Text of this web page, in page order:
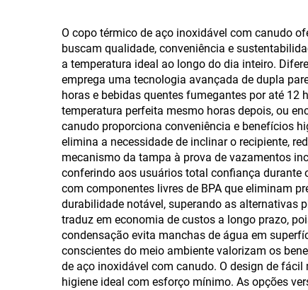
tampa à prova de
vazamentos, canudo e
alça, ideal para viagens
O copo térmico de aço inoxidável com canudo
buscam qualidade, conveniência e
a temperatura ideal ao longo do dia inteiro.
emprega uma tecnologia avançada de dupla
horas e bebidas quentes fumegantes por até 12
temperatura perfeita mesmo horas depois, ou
canudo proporciona conveniência e benefícios
elimina a necessidade de inclinar o recipiente,
mecanismo da tampa à prova de vazamentos
conferindo aos usuários total confiança durante
com componentes livres de BPA que eliminam
durabilidade notável, superando as alternativas
traduz em economia de custos a longo prazo,
condensação evita manchas de água em
conscientes do meio ambiente valorizam os
de aço inoxidável com canudo. O design de
higiene ideal com esforço mínimo. As opções